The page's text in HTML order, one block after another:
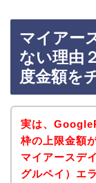
マイアー
ない理由
度金額を
実は、
枠の上限金額
マイアースデ
グルペイ）エ